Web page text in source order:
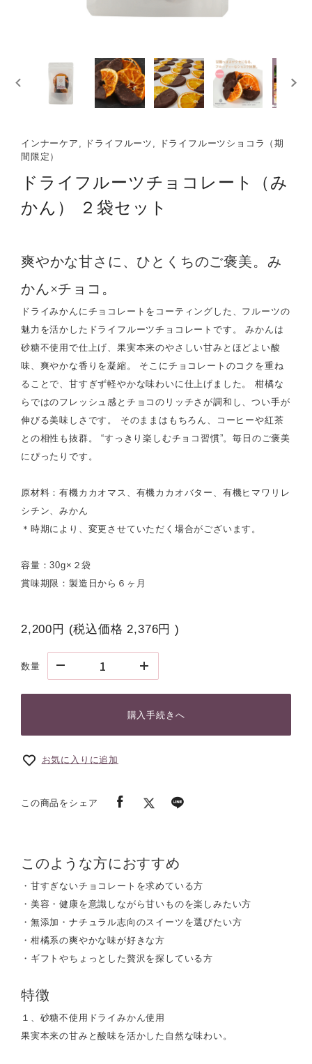
インナーケア, ドライフルーツ, ドライフルーツショコラ（期
間限定）
ドライフルーツチョコレート（み
かん） ２袋セット
爽やかな甘さに、ひとくちのご褒美。み
かん×チョコ。
ドライみかんにチョコレートをコーティングした、フルーツの
魅力を活かしたドライフルーツチョコレートです。 みかんは
砂糖不使用で仕上げ、果実本来のやさしい甘みとほどよい酸
味、爽やかな香りを凝縮。 そこにチョコレートのコクを重ね
ることで、甘すぎず軽やかな味わいに仕上げました。 柑橘な
らではのフレッシュ感とチョコのリッチさが調和し、つい手が
伸びる美味しさです。 そのままはもちろん、コーヒーや紅茶
との相性も抜群。 “すっきり楽しむチョコ習慣”。毎日のご褒美
にぴったりです。
原材料：有機カカオマス、有機カカオバター、有機ヒマワリレ
シチン、みかん
＊時期により、変更させていただく場合がございます。
容量：30g×２袋
賞味期限：製造日から６ヶ月
2,200円 (税込価格2,376円 )
数量
購入手続きへ
お気に入りに追加
この商品をシェア
このような方におすすめ
・甘すぎないチョコレートを求めている方
・美容・健康を意識しながら甘いものを楽しみたい方
・無添加・ナチュラル志向のスイーツを選びたい方
・柑橘系の爽やかな味が好きな方
・ギフトやちょっとした贅沢を探している方
特徴
１、砂糖不使用ドライみかん使用
果実本来の甘みと酸味を活かした自然な味わい。